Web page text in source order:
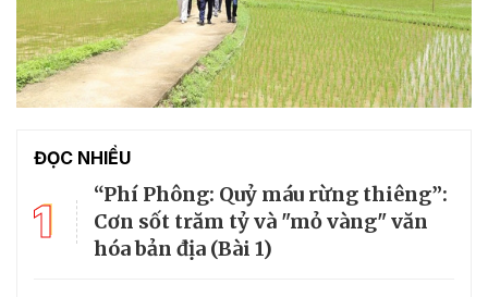
ĐỌC NHIỀU
1
“Phí Phông: Quỷ máu rừng thiêng”:
Cơn sốt trăm tỷ và "mỏ vàng" văn
hóa bản địa (Bài 1)